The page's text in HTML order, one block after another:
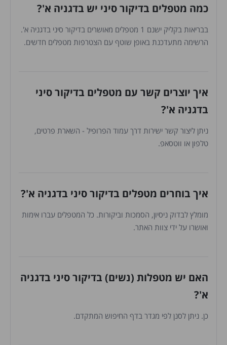
כמה מטפלים בדיקור סיני יש בדגניה א'?
בבריאות בקליק ישנם 1 מטפלים מאושרים בדיקור סיני בדגניה א'.
הרשימה מתעדכנת באופן שוטף עם הצטרפות מטפלים חדשים.
איך יוצרים קשר עם מטפלים בדיקור סיני
בדגניה א'?
ניתן ליצור קשר ישירות דרך עמוד הפרופיל - השארת פרטים,
טלפון או ווטסאפ.
איך בוחרים מטפלים בדיקור סיני בדגניה א'?
מומלץ לבדוק ניסיון, הסמכות וביקורות. כל המטפלים עברו אימות
ואושרו על ידי צוות האתר.
האם יש מטפלות (נשים) בדיקור סיני בדגניה
א'?
כן. ניתן לסנן לפי מגדר בדף החיפוש המתקדם.